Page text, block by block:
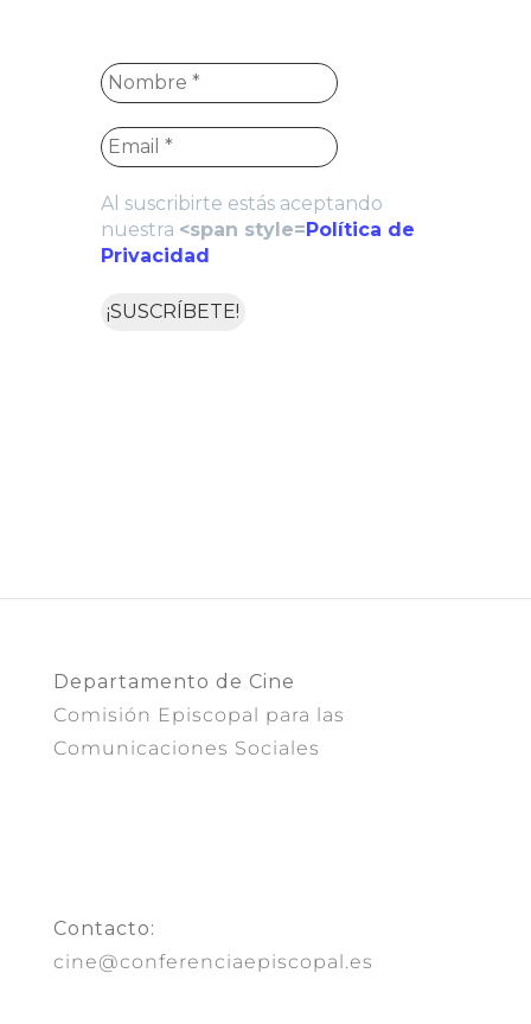
Al suscribirte estás aceptando
nuestra <span style=Política de
Privacidad
Departamento de Cine
Comisión Episcopal para las
Comunicaciones Sociales
Contacto:
cine@conferenciaepiscopal.es